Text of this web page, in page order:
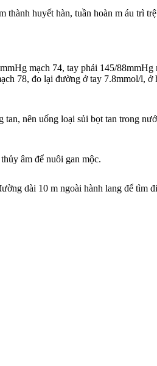
huyết hàn, tuần hoàn m áu trì
mạch 74, tay phải 145/
78, đo lại đường ở tay 7.8mmol/l, ở
nên uống loại sủi bọt tan trong
âm để nuôi gan mộc.
dài 10 m ngoài hành lang để tìm